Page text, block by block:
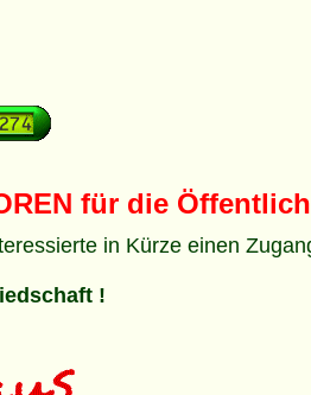
für die
in Kürze einen
!